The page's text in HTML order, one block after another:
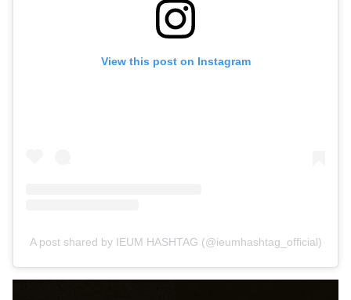
View this post on Instagram
A post shared by IEUM HASHTAG (@ieumhashtag_official)